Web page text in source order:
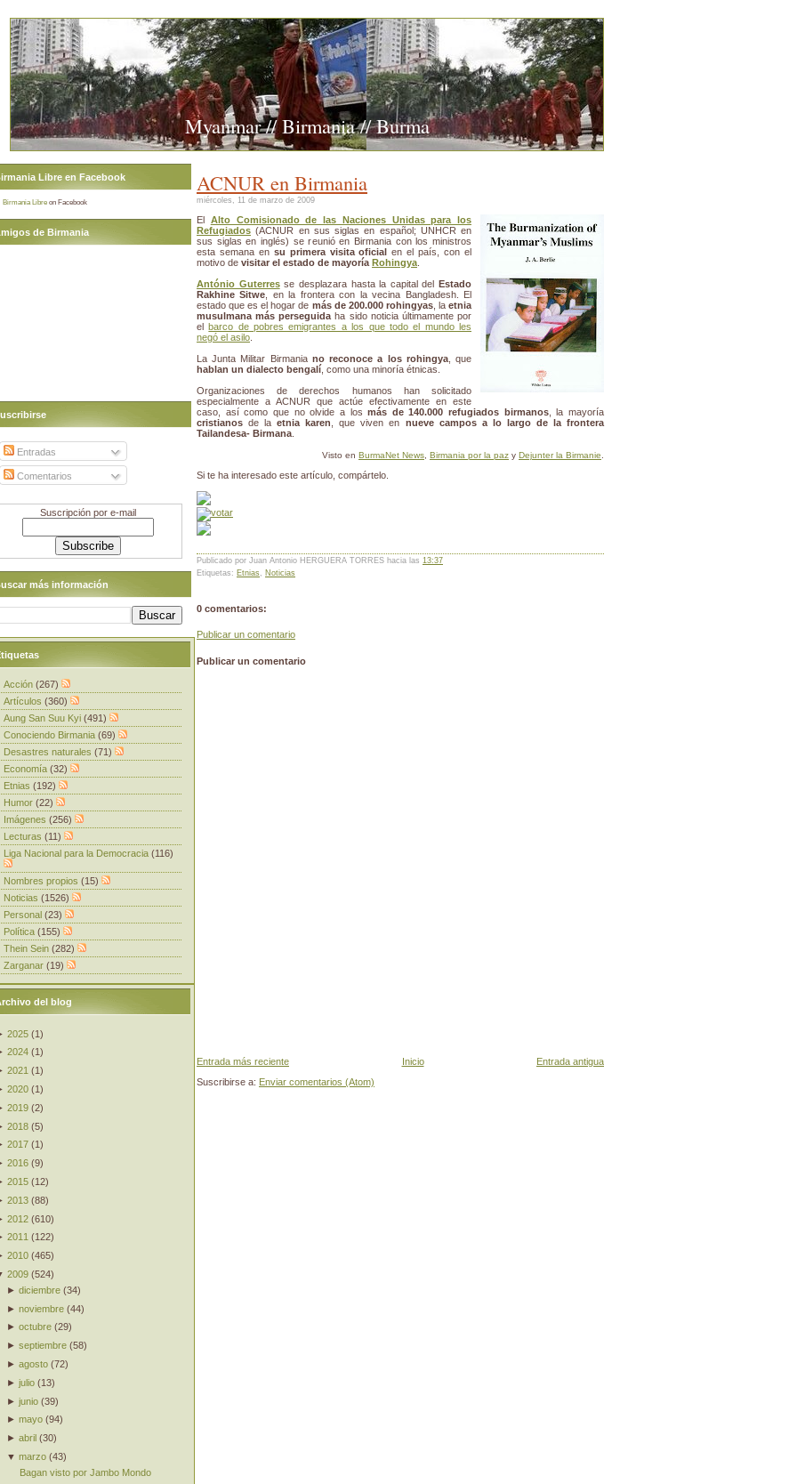
Myanmar // Birmania // Burma
ACNUR en Birmania
miércoles, 11 de marzo de 2009
El Alto Comisionado de las Naciones Unidas para los
Refugiados (ACNUR en sus siglas en español; UNHCR en
sus siglas en inglés) se reunió en Birmania con los ministros
esta semana en su primera visita oficial en el país, con el
motivo de visitar el estado de mayoría Rohingya
António Guterresse desplazara hasta la capital del Estado
Rakhine Sitwe , en la frontera con la vecina Bangladesh. El
estado que es el hogar de más de 200.000 rohingyas, laetnia
musulmana más perseguida ha sido noticia últimamente por
elbarco de pobres emigrantes a los que todo el mundo les
negó el asilo
La Junta Militar Birmania no reconoce a los rohingya, que
hablan un dialecto bengalí , como una minoría étnicas.
Organizaciones de derechos humanos han solicitado
especialmente a ACNUR que actúe efectivamente en este
caso, así como que no olvide a losmás de 140.000 refugiados birmanos, la mayoría
cristianos de laetnia karen , que viven en nueve campos a lo largo de la frontera
Tailandesa- Birmana
Visto en BurmaNet News Birmania por la paz y Dejunter la Birmanie
Si te ha interesado este artículo, compártelo.
Publicado por Juan Antonio HERGUERA TORRES hacia las 13:37
Etiquetas: Etnias, Noticias
0 comentarios:
Publicar un comentario
Publicar un comentario
Entrada más reciente Entrada antigua
Inicio
Suscribirse a: Enviar comentarios (Atom)
Libre en Facebook
Birmania Libre on Facebook
de Birmania
Entradas
Comentarios
Suscripción por e-mail
más información
Acción (267)
Artículos (360)
Aung San Suu Kyi (491)
Conociendo Birmania (69)
Desastres naturales (71)
Economía (32)
Etnias (192)
Humor (22)
Imágenes (256)
Lecturas (11)
Liga Nacional para la Democracia (116)
Nombres propios (15)
Noticias (1526)
Personal (23)
Política (155)
Thein Sein (282)
Zarganar (19)
del blog
2025 (1)
2024 (1 )
2021 (1)
2020 (1)
2019 (2)
2018 (5)
2017 (1 )
2016 (9)
2015 (12)
2013 (88)
2012 (610)
2011 (122)
2010 (465)
2009 (524)
►diciembre (34)
►noviembre (44)
►octubre (29)
►septiembre (58)
►agosto (72)
►julio (13)
►junio (39)
►mayo (94)
►abril (30)
▼marzo (43)
Bagan visto por Jambo Mondo